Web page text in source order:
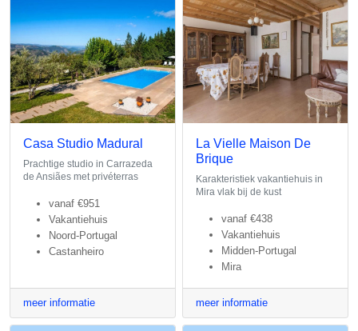
Casa Studio Madural
Prachtige studio in Carrazeda
de Ansiães met privéterras
vanaf €951
Vakantiehuis
Noord-Portugal
Castanheiro
meer informatie
La Vielle Maison De
Brique
Karakteristiek vakantiehuis in
Mira vlak bij de kust
vanaf €438
Vakantiehuis
Midden-Portugal
Mira
meer informatie